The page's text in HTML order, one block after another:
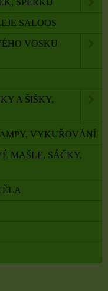
ŠPERKŮ
SALOOS
VOSKU
A ŠIŠKY,
VYKUŘOVÁNÍ
MAŠLE, SÁČKY,